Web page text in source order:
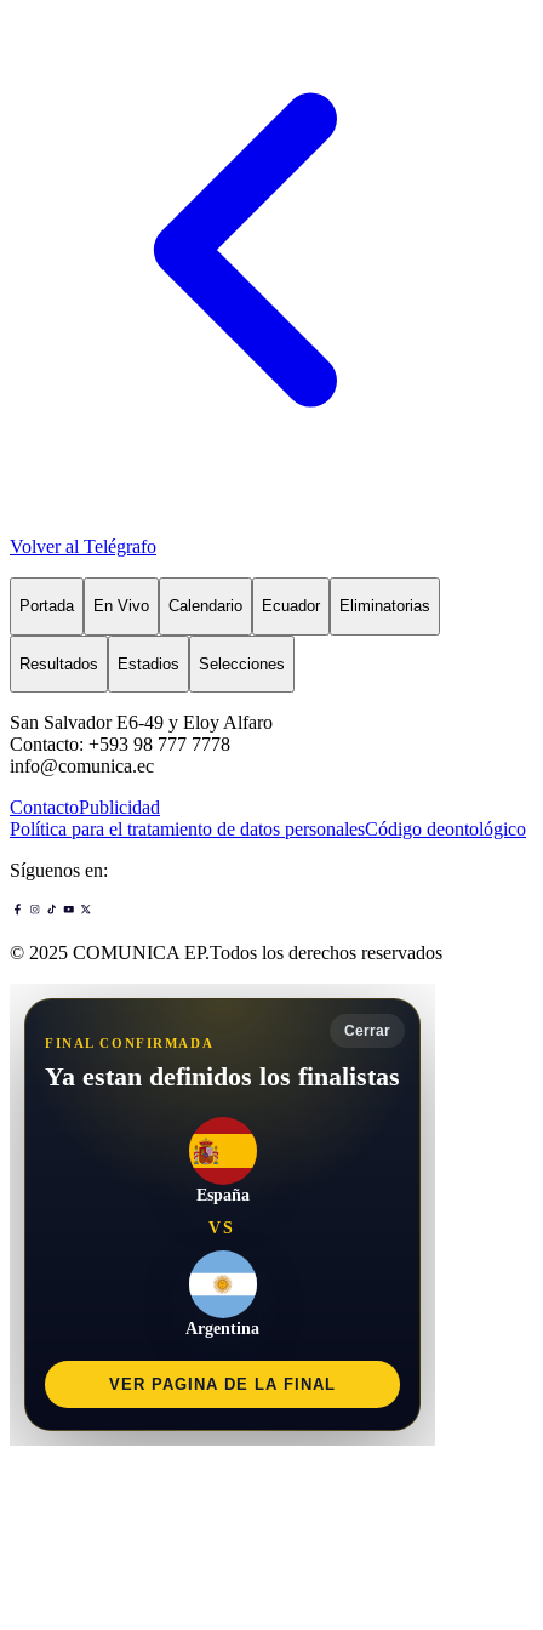
Volver al Telégrafo
Portada En Vivo Calendario Ecuador Eliminatorias
Resultados Estadios Selecciones
San Salvador E6-49 y Eloy Alfaro
Contacto: +593 98 777 7778
info@comunica.ec
ContactoPublicidad
Política para el tratamiento de datos personalesCódigo deontológico
Síguenos en:
© 2025 COMUNICA EP.Todos los derechos reservados
Cerrar
FINAL CONFIRMADA
Ya estan definidos los finalistas
España
VS
Argentina
VER PAGINA DE LA FINAL